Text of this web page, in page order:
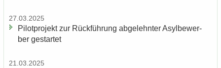
27.03.2025
Pi­lot­pro­jekt zur Rück­füh­rung ab­ge­lehn­ter Asyl­be­wer­
ber ge­star­tet
21.03.2025